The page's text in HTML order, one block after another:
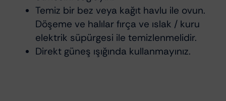
Temiz bir bez veya kağıt havlu ile ovun.
Döşeme ve halılar fırça ve ıslak / kuru
elektrik süpürgesi ile temizlenmelidir.
Direkt güneş ışığında kullanmayınız.